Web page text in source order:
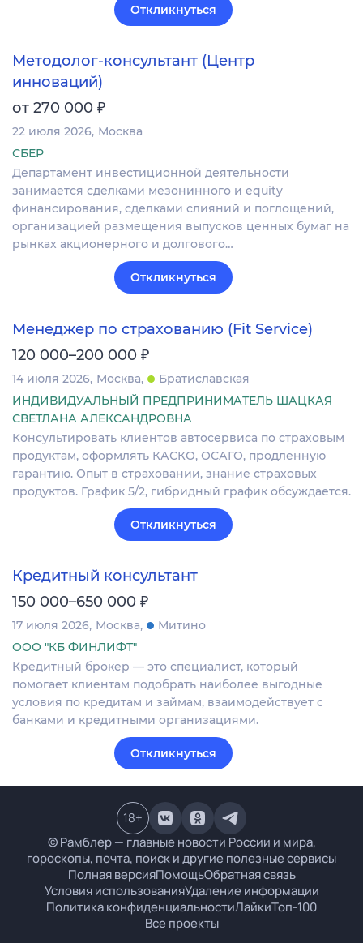
Откликнуться
Методолог-консультант (Центр
инноваций)
от 270 000 ₽
22 июля 2026 Москва
СБЕР
Департамент инвестиционной деятельности
занимается сделками мезонинного и equity
финансирования, сделками слияний и поглощений,
организацией размещения выпусков ценных бумаг на
рынках акционерного и долгового…
Откликнуться
Менеджер по страхованию (Fit Service)
120 000–200 000 ₽
14 июля 2026 Москва
Братиславская
ИНДИВИДУАЛЬНЫЙ ПРЕДПРИНИМАТЕЛЬ ШАЦКАЯ
СВЕТЛАНА АЛЕКСАНДРОВНА
Консультировать клиентов автосервиса по страховым
продуктам, оформлять КАСКО, ОСАГО, продленную
гарантию. Опыт в страховании, знание страховых
продуктов. График 5/2, гибридный график обсуждается.
Откликнуться
Кредитный консультант
150 000–650 000 ₽
17 июля 2026 Москва
Митино
ООО "КБ ФИНЛИФТ"
Кредитный брокер — это специалист, который
помогает клиентам подобрать наиболее выгодные
условия по кредитам и займам, взаимодействует с
банками и кредитными организациями.
Откликнуться
© Рамблер — главные новости России и мира,
гороскопы, почта, поиск и другие полезные сервисы
Полная версияПомощьОбратная связь
Условия использованияУдаление информации
Политика конфиденциальностиЛайкиТоп-100
Все проекты
18+